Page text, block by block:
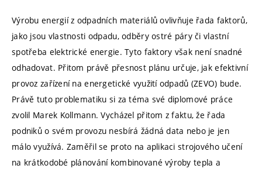
Výrobu energií z odpadních materiálů ovlivňuje řada faktorů,
jako jsou vlastnosti odpadu, odběry ostré páry či vlastní
spotřeba elektrické energie. Tyto faktory však není snadné
odhadovat. Přitom právě přesnost plánu určuje, jak efektivní
provoz zařízení na energetické využití odpadů (ZEVO) bude.
Právě tuto problematiku si za téma své diplomové práce
zvolil Marek Kollmann. Vycházel přitom z faktu, že řada
podniků o svém provozu nesbírá žádná data nebo je jen
málo využívá. Zaměřil se proto na aplikaci strojového učení
na krátkodobé plánování kombinované výroby tepla a